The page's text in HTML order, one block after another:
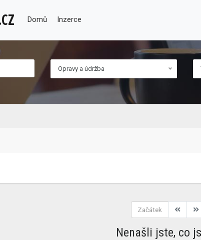
Domů Inzerce
Opravy a údržba
Začátek
Nenašli jste, co